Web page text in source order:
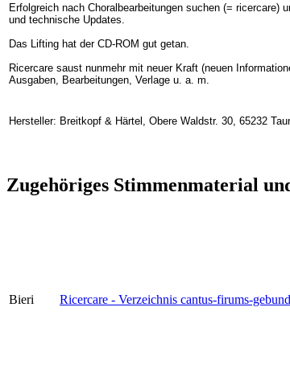
Erfolgreich nach Choralbearbeitungen suchen (=
und technische Updates.
Das Lifting hat der CD-ROM gut getan.
Ricercare saust nunmehr mit neuer Kraft (neuen
Ausgaben, Bearbeitungen, Verlage u. a. m.
Hersteller: Breitkopf & Härtel, Obere Waldstr. 30, 65232
Zugehöriges Stimmenmaterial
Bieri Ricercare - Verzeichnis cantus-firums-